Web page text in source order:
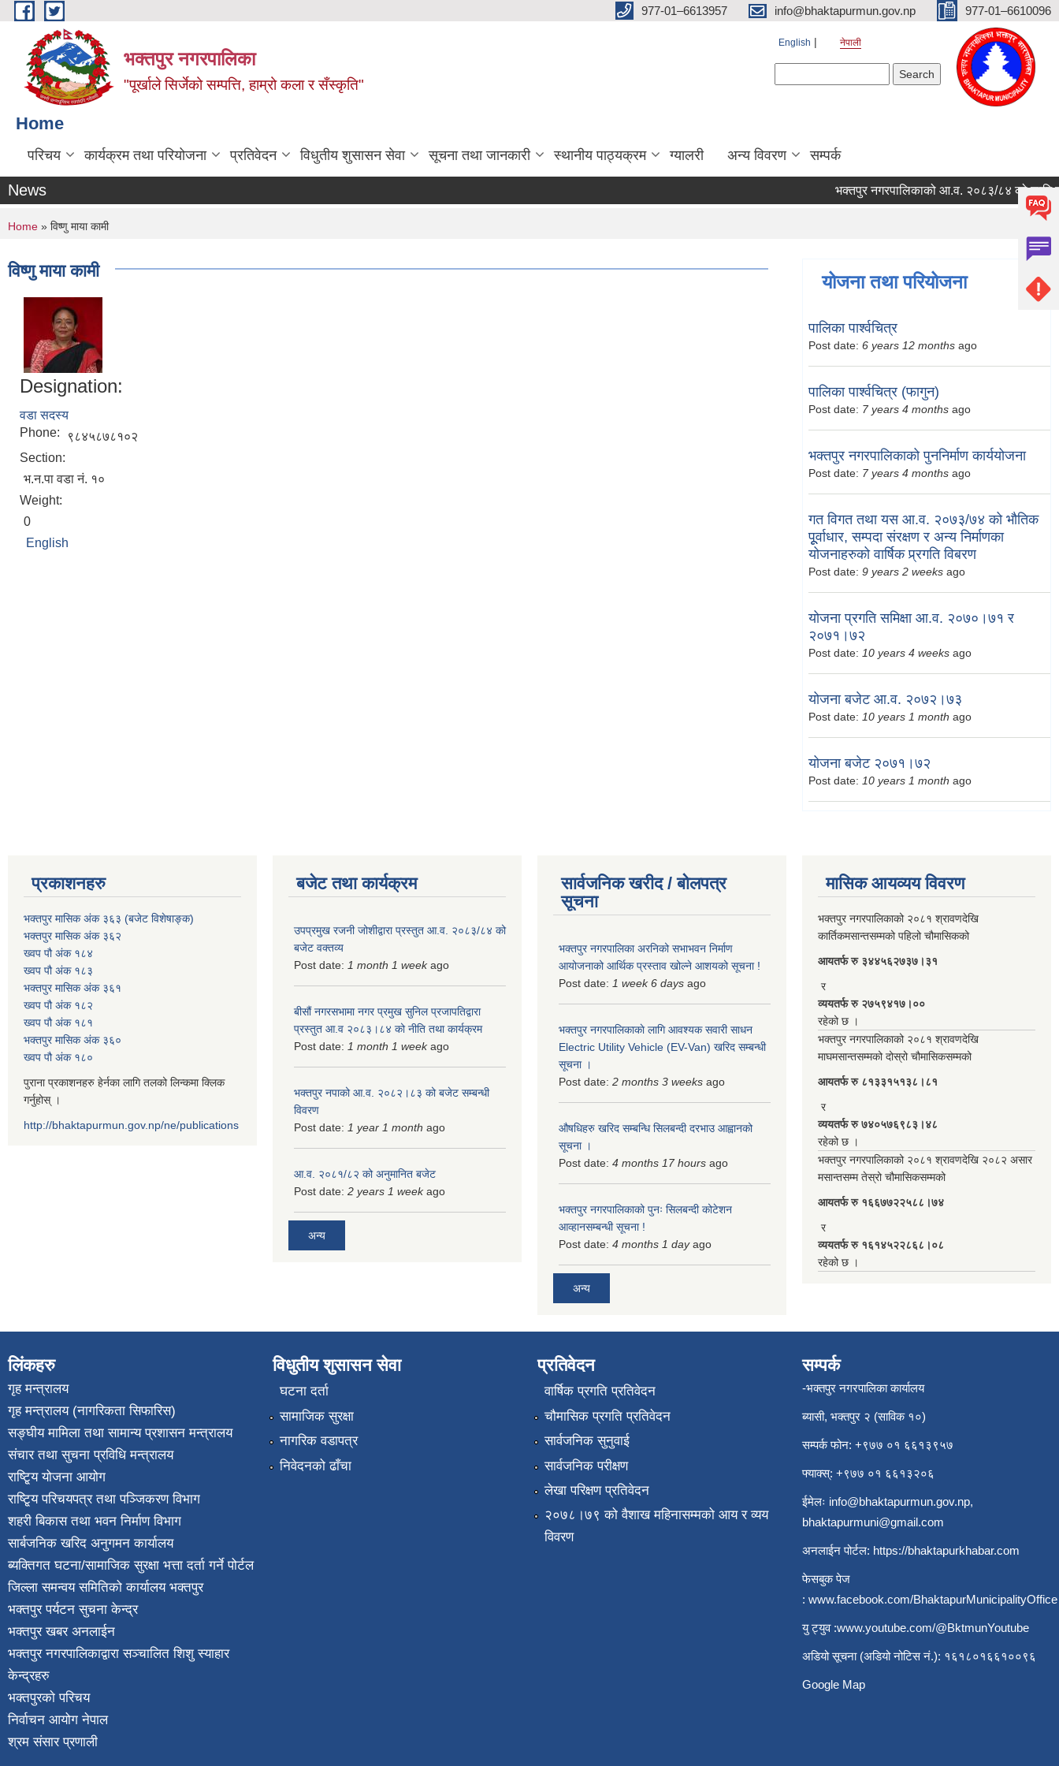
Skip to main content 977-01–6613957 info@bhaktapurmun.gov.np 977-01–6610096
भक्तपुर नगरपालिका
"पूर्खाले सिर्जेको सम्पत्ति, हाम्रो कला र सँस्कृति"
English नेपाली
Home
परिचय कार्यक्रम तथा परियोजना प्रतिवेदन विधुतीय शुसासन सेवा सूचना तथा जानकारी स्थानीय पाठ्यक्रम ग्यालरी अन्य विवरण सम्पर्क
News भक्तपुर नगरपालिकाको आ.व. २०८३/८४ को लागि
You are here
Home » विष्णु माया कामी
विष्णु माया कामी
Designation:
वडा सदस्य
Phone:
९८४५८७८१०२
Section:
भ.न.पा वडा नं. १०
Weight:
0
English
योजना तथा परियोजना
पालिका पार्श्वचित्र
Post date: 6 years 12 months ago
पालिका पार्श्वचित्र (फागुन)
Post date: 7 years 4 months ago
भक्तपुर नगरपालिकाको पुननिर्माण कार्ययोजना
Post date: 7 years 4 months ago
गत विगत तथा यस आ.व. २०७३/७४ को भौतिक
पूूर्वाधार, सम्पदा संरक्षण र अन्य निर्माणका
योजनाहरुको वार्षिक प्र्रगति विबरण
Post date: 9 years 2 weeks ago
योजना प्रगति समिक्षा आ.व. २०७०।७१ र
२०७१।७२
Post date: 10 years 4 weeks ago
योजना बजेट आ.व. २०७२।७३
Post date: 10 years 1 month ago
योजना बजेट २०७१।७२
Post date: 10 years 1 month ago
प्रकाशनहरु
भक्तपुर मासिक अंक ३६३ (बजेट विशेषाङ्क)
भक्तपुर मासिक अंक ३६२
ख्वप पौ अंक १८४
ख्वप पौ अंक १८३
भक्तपुर मासिक अंक ३६१
ख्वप पौ अंक १८२
ख्वप पौ अंक १८१
भक्तपुर मासिक अंक ३६०
ख्वप पौ अंक १८०
पुराना प्रकाशनहरु हेर्नका लागि तलको लिन्कमा क्लिक
गर्नुहोस् ।
http://bhaktapurmun.gov.np/ne/publications
बजेट तथा कार्यक्रम
उपप्रमुख रजनी जोशीद्वारा प्रस्तुत आ.व. २०८३/८४ को
बजेट वक्तव्य
Post date: 1 month 1 weekago
बीसौं नगरसभामा नगर प्रमुख सुनिल प्रजापतिद्वारा
प्रस्तुत आ.व‍ २०८३।८४ को नीति तथा कार्यक्रम
Post date: 1 month 1 weekago
भक्तपुर नपाको आ.व. २०८२।८३ को बजेट सम्बन्धी
विवरण
Post date: 1 year 1 month ago
आ.व. २०८१/८२ को अनुमानित बजेट
Post date: 2 years 1 weekago
अन्य
सार्वजनिक खरीद / बोलपत्र
सूचना
भक्तपुर नगरपालिका अरनिको सभाभवन निर्माण
आयोजनाको आर्थिक प्रस्ताव खोल्ने आशयको सूचना !
Post date: 1 week 6 days ago
भक्तपुर नगरपालिकाकाे लागि आवश्यक सवारी साधन
Electric Utility Vehicle (EV-Van) खरिद सम्बन्धी
सूचना ।
Post date: 2 months 3 weeks ago
औषधिहरु खरिद सम्बन्धि सिलबन्दी दरभाउ आह्वानको
सूचना ।
Post date: 4 months 17 hours ago
भक्तपुर नगरपालिकाको पुनः सिलबन्दी कोटेशन
आव्हानसम्बन्धी सूचना !
Post date: 4 months 1 dayago
अन्य
मासिक आयव्यय विवरण
भक्तपुर नगरपालिकाको २०८१ श्रावणदेखि
कार्तिकमसान्तसम्मको पहिलो चौमासिकको
आयतर्फ रु‌ ३४४५६२७३७।३१
र
व्ययतर्फ रु २७५९४१७।००
रहेको छ ।
भक्तपुर नगरपालिकाको २०८१ श्रावणदेखि
माघमसान्तसम्मको दोस्रो चौमासिकसम्मको
आयतर्फ रु‌ ८१३३१५१३८।८१
र
व्ययतर्फ रु ७४०५७६९८३।४८
रहेको छ ।
भक्तपुर नगरपालिकाको २०८१ श्रावणदेखि २०८२ असार
मसान्तसम्म तेस्रो चौमासिकसम्मको
आयतर्फ रु‌ १६६७७२२५८८।७४
र
व्ययतर्फ रु १६१४५२२८६८।०८
रहेको छ ।
लिंकहरु
गृह मन्त्रालय
गृह मन्त्रालय (नागरिकता सिफारिस)
सङ्घीय मामिला तथा सामान्य प्रशासन मन्त्रालय
संचार तथा सुचना प्रविधि मन्त्रालय
राष्टि्ृय योजना आयोग
राष्टि्ृय परिचयपत्र तथा पञ्जिकरण विभाग
शहरी बिकास तथा भवन निर्माण विभाग
सार्बजनिक खरिद अनुगमन कार्यालय
ब्यक्तिगत घटना/सामाजिक सुरक्षा भत्ता दर्ता गर्ने पोर्टल
जिल्ला समन्वय समितिको कार्यालय भक्तपुर
भक्तपुर पर्यटन सुचना केन्द्र
भक्तपुर खबर अनलाईन
भक्तपुर नगरपालिकाद्वारा सञ्चालित शिशु स्याहार
केन्द्रहरु
भक्तपुरकाे परिचय
निर्वाचन आयोग नेपाल
श्रम संसार प्रणाली
विधुतीय शुसासन सेवा
घटना दर्ता
सामाजिक सुरक्षा
नागरिक वडापत्र
निवेदनको ढाँचा
प्रतिवेदन
वार्षिक प्रगति प्रतिवेदन
चौमासिक प्रगति प्रतिवेदन
सार्वजनिक सुनुवाई
सार्वजनिक परीक्षण
लेखा परिक्षण प्रतिवेदन
२०७८।७९ को वैशाख महिनासम्मको आय र व्यय
विवरण
सम्पर्क
-भक्तपुर नगरपालिका कार्यालय
ब्यासी, भक्तपुर २ (साविक १०)
सम्पर्क फोन: +९७७ ०१ ६६१३९५७
फ्याक्स्: +९७७ ०१ ६६१३२०६
ईमेलः info@bhaktapurmun.gov.np,
bhaktapurmuni@gmail.com
अनलाईन पोर्टल: https://bhaktapurkhabar.com
फेसबुक पेज
: www.facebook.com/BhaktapurMunicipalityOffice
यु ट्युव :www.youtube.com/@BktmunYoutube
अडियो सूचना (अडियो नोटिस नं.): १६१८०१६६१००९६
Google Map